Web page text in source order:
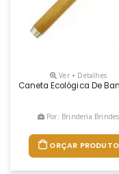
Ver + Detalhes
Caneta Ecológica De
Por: Brinderia Brindes
ORÇAR PRODUTO